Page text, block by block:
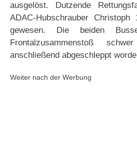
ausgelöst. Dutzende
ADAC-Hubschrauber
gewesen. Die beiden
Frontalzusammenstoß
anschließend abgeschleppt
Weiter nach der Werbung